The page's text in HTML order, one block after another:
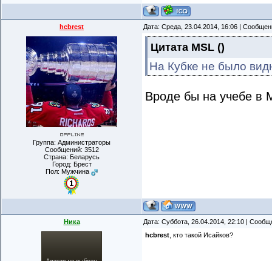
hcbrest Дата: Среда, 23.04.2014, 16:06 |
Группа: Администраторы
Сообщений: 3512
Страна: Беларусь
Город: Брест
Пол: Мужчина
Цитата MSL ()
На Кубке не было
Вроде бы на учебе в
Ника Дата: Суббота, 26.04.2014, 22:10 |
hcbrest , кто такой Исайков?